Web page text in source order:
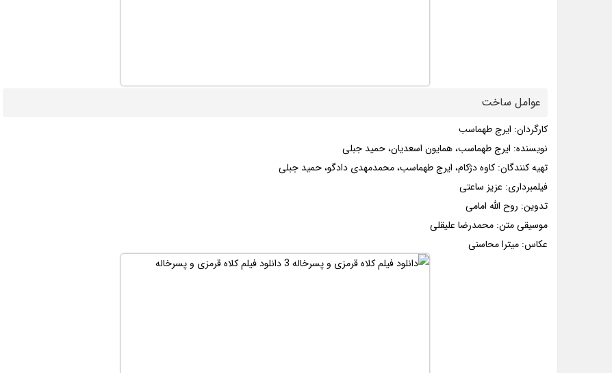
عوامل ساخت
کارگردان: ایرج طهماسب
نویسنده: ایرج طهماسب، همایون اسعدیان، حمید جبلی
تهیه کنندگان: کاوه دژکام، ایرج طهماسب، محمدمهدی دادگو، حمید جبلی
فیلمبرداری: عزیز ساعتی
تدوین: روح الله امامی
موسیقی متن: محمدرضا علیقلی
عکاس: میترا محاسنی